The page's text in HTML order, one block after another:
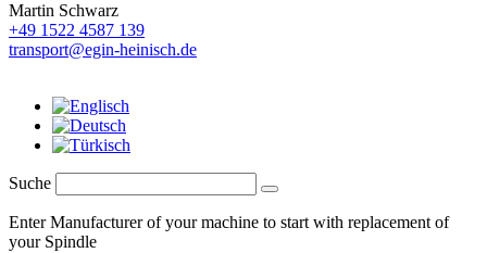
Martin Schwarz
+49 1522 4587 139
transport@egin-heinisch.de
Suche
Enter Manufacturer of your machine to start with replacement of
your Spindle